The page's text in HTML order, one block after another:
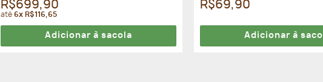
R$699,90
até 6x R$116,65
Adicionar à sacola
Avaliação
5.00
de 5
R$69,90
Adicionar à